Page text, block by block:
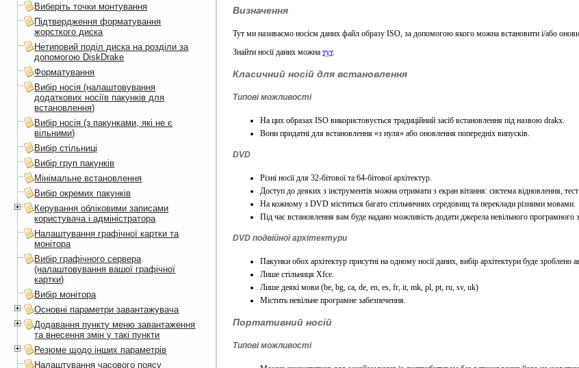
Визначення
Тут ми називаємо носієм даних файл образу ISO, за допомогою якого можна встановити і/або
Знайти носії даних можна тут.
Класичний носій для встановлення
Типові можливості
На цих образах ISO використовується традиційний засіб встановлення під назвою drakx.
Вони придатні для встановлення «з нуля» або оновлення попередніх випусків.
DVD
Різні носії для 32-бітової та 64-бітової архітектур.
Доступ до деяких з інструментів можна отримати з екран вітання: система відновлення,
На кожному з DVD міститься багато стільничних середовищ та переклади різними мовами.
Під час встановлення вам буде надано можливість додати джерела невільного програмного
DVD подвійної архітектури
Пакунки обох архітектур присутні на одному носії даних, вибір архітектури буде
Лише стільниця Xfce.
Лише деякі мови (be, bg, ca, de, en, es, fr, it, mk, pl, pt, ru, sv, uk)
Містить невільне програмне забезпечення.
Портативний носій
Типові можливості
Виберіть точки монтування
Підтвердження форматування
жорсткого диска
Нетиповий поділ диска на розділи за
допомогою DiskDrake
Форматування
Вибір носія (налаштовування
додаткових носіїв пакунків для
встановлення)
Вибір носія (з пакунками, які не є
вільними)
Вибір стільниці
Вибір груп пакунків
Мінімальне встановлення
Вибір окремих пакунків
Керування обліковими записами
користувача і адміністратора
Налаштування графічної картки та
монітора
Вибір графічного сервера
(налаштовування вашої графічної
картки)
Вибір монітора
Основні параметри завантажувача
Додавання пункту меню завантаження
та внесення змін у такі пункти
Резюме щодо інших параметрів
Налаштування часового поясу